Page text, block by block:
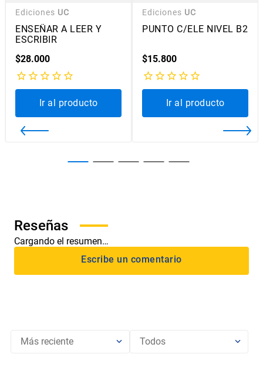
Ediciones UC
ENSEÑAR A LEER Y
ESCRIBIR
$28.000
Ir al producto
Ediciones UC
PUNTO C/ELE NIVEL B2
$15.800
Ir al producto
Cargando el resumen…
Más reciente Todos